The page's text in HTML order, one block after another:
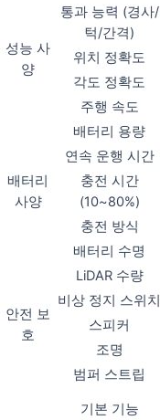
성능 사
양
통과 능력 (경사/
턱/간격)
위치 정확도
각도 정확도
주행 속도
배터리
사양
배터리 용량
연속 운행 시간
충전 시간
(10~80%)
충전 방식
배터리 수명
안전 보
호
LiDAR 수량
비상 정지 스위치
스피커
조명
범퍼 스트립
기본 기능